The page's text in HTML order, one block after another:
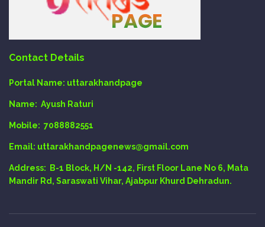
Contact Details
Portal Name: uttarakhandpage
Name: Ayush Raturi
Mobile: 7088882551
Email: uttarakhandpagenews@gmail.com
Address:
B-1 Block, H/N -142, First Floor Lane No 6, Mata
Mandir Rd, Saraswati Vihar, Ajabpur Khurd Dehradun.